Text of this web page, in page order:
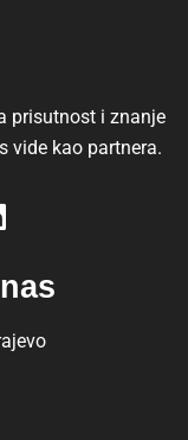
prisutnost i znanje
vide kao partnera.